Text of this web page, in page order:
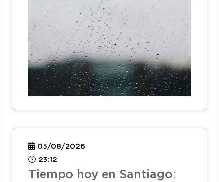
05/08/2026
23:12
Tiempo hoy en Santiago: